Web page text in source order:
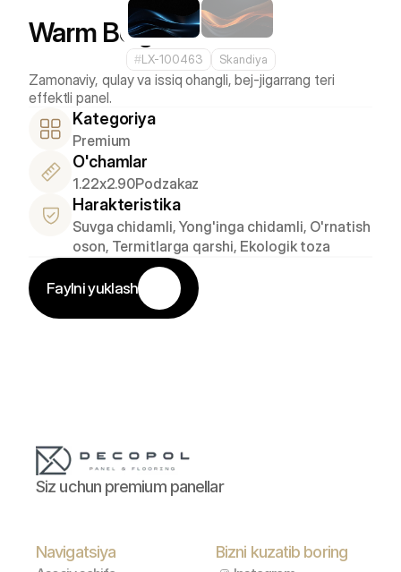
Warm Beige
#LX-100463 Skandiya
Zamonaviy, qulay va issiq ohangli, bej-jigarrang teri
Kategoriya
Premium
O'chamlar
1.22x2.90Podzakaz
Harakteristika
Suvga chidamli, Yong'inga chidamli, O'rnatish
oson, Termitlarga qarshi, Ekologik toza
Faylni yuklash
Siz uchun premium panellar
Navigatsiya Bizni kuzatib boring